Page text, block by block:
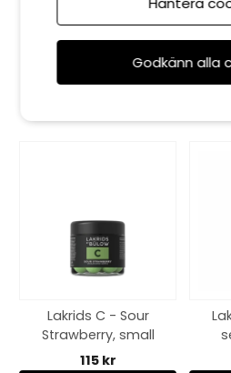
295 kr
Lakrids C - Sour
Strawberry, small
115 kr
Godkänn alla